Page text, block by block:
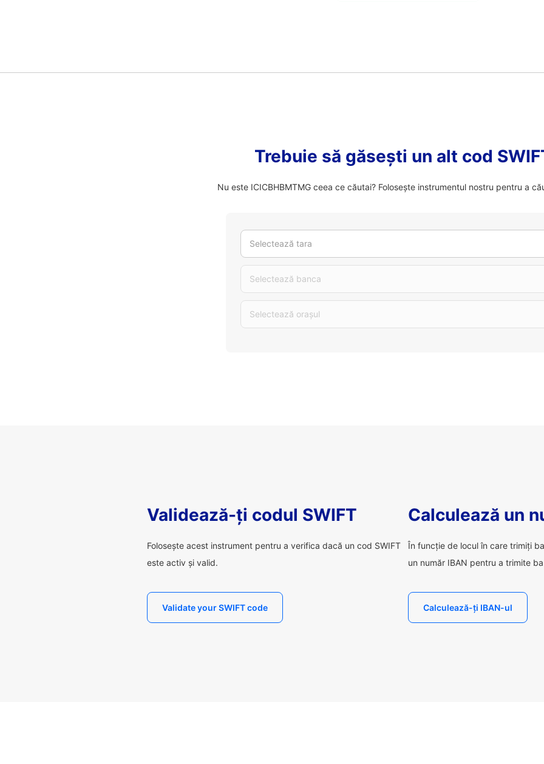
Trebuie să găsești un alt cod
Nu este ICICBHBMTMG ceea ce căutai? Folosește instrumentul nostru pentru a
Selectează tara
Selectează banca
Selectează orașul
Validează-ți codul SWIFT
Folosește acest instrument pentru a verifica dacă un cod SWIFT
este activ și valid.
Validate your SWIFT code
Calculează un
În funcție de locul în care trimiți
un număr IBAN pentru a trimite
Calculează-ți IBAN-ul